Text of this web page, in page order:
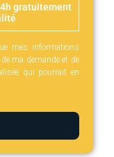
gratuitement
mes informations
ma demande et de
qui pourrait en